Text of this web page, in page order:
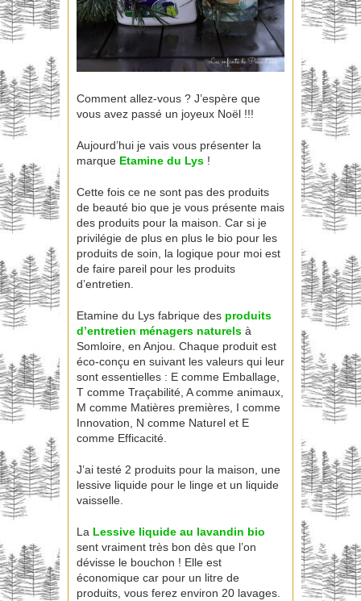
Comment allez-vous ? J’espère que
vous avez passé un joyeux Noël !!!
Aujourd’hui je vais vous présenter la
marque Etamine du Lys !
Cette fois ce ne sont pas des produits
de beauté bio que je vous présente mais
des produits pour la maison. Car si je
privilégie de plus en plus le bio pour les
produits de soin, la logique pour moi est
de faire pareil pour les produits
d’entretien.
Etamine du Lys fabrique des produits
d’entretien ménagers naturels à
Somloire, en Anjou. Chaque produit est
éco-conçu en suivant les valeurs qui leur
sont essentielles : E comme Emballage,
T comme Traçabilité, A comme animaux,
M comme Matières premières, I comme
Innovation, N comme Naturel et E
comme Efficacité.
J’ai testé 2 produits pour la maison, une
lessive liquide pour le linge et un liquide
vaisselle.
La Lessive liquide au lavandin bio
sent vraiment très bon dès que l’on
dévisse le bouchon ! Elle est
économique car pour un litre de
produits, vous ferez environ 20 lavages.